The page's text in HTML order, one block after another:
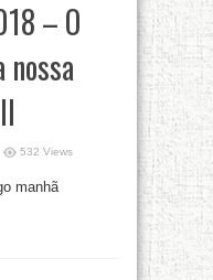
– O
nossa
532 Views
manhã